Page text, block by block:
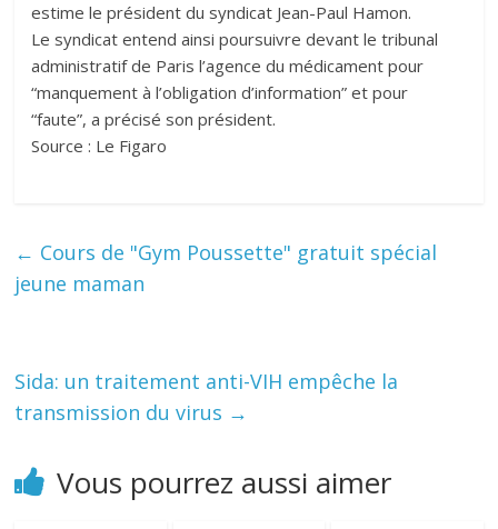
estime le président du syndicat Jean-Paul Hamon.
Le syndicat entend ainsi poursuivre devant le tribunal
administratif de Paris l’agence du médicament pour
“manquement à l’obligation d’information” et pour
“faute”, a précisé son président.
Source : Le Figaro
← Cours de "Gym Poussette" gratuit spécial
jeune maman
Sida: un traitement anti-VIH empêche la
transmission du virus →
Vous pourrez aussi aimer